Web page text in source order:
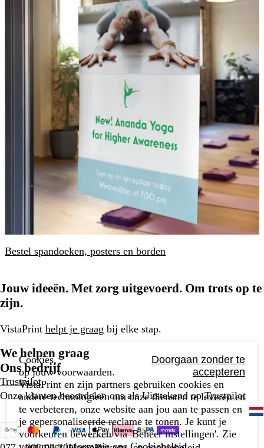
Bestel spandoeken, posters en borden
Jouw ideeën. Met zorg uitgevoerd. Om trots op te
zijn.
VistaPrint helpt je graag bij elke stap.
We helpen graag
Ons bedrijf
Trustpilot
Onze klanten beoordelen ons als Uitstekend opTrustpilot
Cookies,
op jouw voorwaarden.
Doorgaan zonder te
accepteren
VistaPrint en zijn partners gebruiken cookies en
andere technologieën om onze diensten te leveren en
te verbeteren, onze website aan jou aan te passen en
je gepersonaliseerde reclame te tonen. Je kunt je
voorkeuren bewerken via 'Beheer instellingen'. Zie